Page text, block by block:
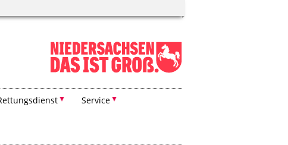
Service